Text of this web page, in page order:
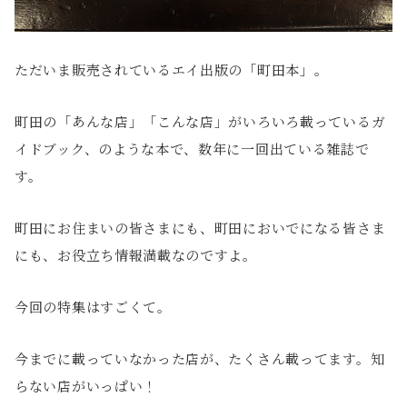
ただいま販売されているエイ出版の「町田本」。
町田の「あんな店」「こんな店」がいろいろ載っているガ
イドブック、のような本で、数年に一回出ている雑誌で
す。
町田にお住まいの皆さまにも、町田においでになる皆さま
にも、お役立ち情報満載なのですよ。
今回の特集はすごくて。
今までに載っていなかった店が、たくさん載ってます。知
らない店がいっぱい！